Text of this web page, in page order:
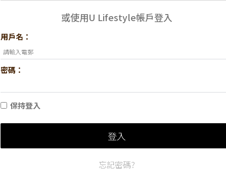
或使用U Lifestyle帳戶登入
用戶名：
密碼：
保持登入
登入
忘記密碼?